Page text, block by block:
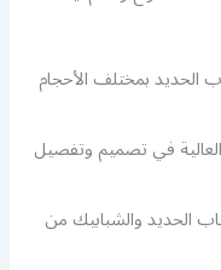
الحديد بمختلف الأحجام
العالية في تصميم وتفصيل
الحديد والشبابيك من